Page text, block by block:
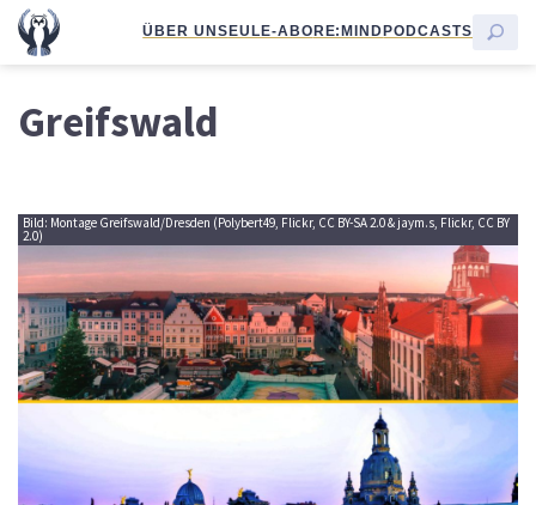
ÜBER UNSEULE-ABORE:MINDPODCASTS
Greifswald
Bild: Montage Greifswald/Dresden (Polybert49, Flickr, CC BY-SA 2.0 & jaym.s, Flickr, CC BY
2.0)